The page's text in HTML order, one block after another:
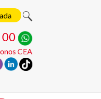
00
CEA